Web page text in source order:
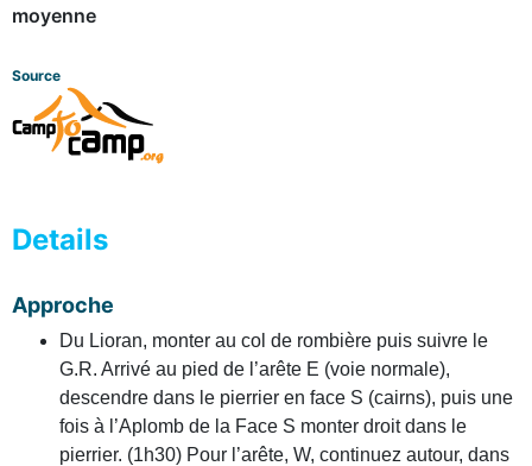
moyenne
Source
Details
Approche
Du Lioran, monter au col de rombière puis suivre le
G.R. Arrivé au pied de l’arête E (voie normale),
descendre dans le pierrier en face S (cairns), puis une
fois à l’Aplomb de la Face S monter droit dans le
pierrier. (1h30) Pour l’arête, W, continuez autour, dans